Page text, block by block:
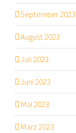
September 2023
August 2023
Juli 2023
Juni 2023
Mai 2023
März 2023